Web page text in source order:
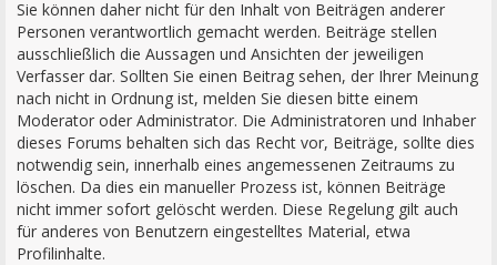
Sie können daher nicht für den Inhalt von Beiträgen anderer
Personen verantwortlich gemacht werden. Beiträge stellen
ausschließlich die Aussagen und Ansichten der jeweiligen
Verfasser dar. Sollten Sie einen Beitrag sehen, der Ihrer Meinung
nach nicht in Ordnung ist, melden Sie diesen bitte einem
Moderator oder Administrator. Die Administratoren und Inhaber
dieses Forums behalten sich das Recht vor, Beiträge, sollte dies
notwendig sein, innerhalb eines angemessenen Zeitraums zu
löschen. Da dies ein manueller Prozess ist, können Beiträge
nicht immer sofort gelöscht werden. Diese Regelung gilt auch
für anderes von Benutzern eingestelltes Material, etwa
Profilinhalte.